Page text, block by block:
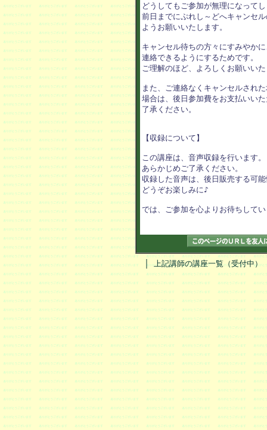
どうしてもご参加が無理になって
前日までにぷれし～どへキャンセ
ようお願いいたします。
キャンセル待ちの方々にすみやか
連絡できるようにするためです。
ご理解のほど、よろしくお願いい
また、ご連絡なくキャンセルされ
場合は、後日参加費をお支払いい
了承ください。
【収録について】
この講座は、音声収録を行います。
あらかじめご了承ください。
収録した音声は、後日販売する可
どうぞお楽しみに♪
では、ご参加を心よりお待ちして
｜上記講師の講座一覧（受付中）